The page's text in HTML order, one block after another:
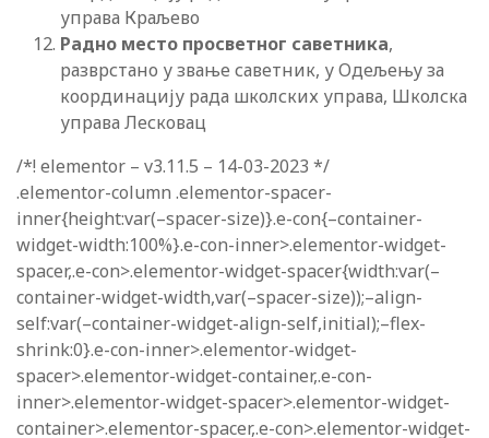
управа Краљево
Радно место просветног саветника,
разврстано у звање саветник, у Одељењу за
координацију рада школских управа, Школска
управа Лесковац
/*! elementor – v3.11.5 – 14-03-2023 */
.elementor-column .elementor-spacer-
inner{height:var(–spacer-size)}.e-con{–container-
widget-width:100%}.e-con-inner>.elementor-widget-
spacer,.e-con>.elementor-widget-spacer{width:var(–
container-widget-width,var(–spacer-size));–align-
self:var(–container-widget-align-self,initial);–flex-
shrink:0}.e-con-inner>.elementor-widget-
spacer>.elementor-widget-container,.e-con-
inner>.elementor-widget-spacer>.elementor-widget-
container>.elementor-spacer,.e-con>.elementor-widget-